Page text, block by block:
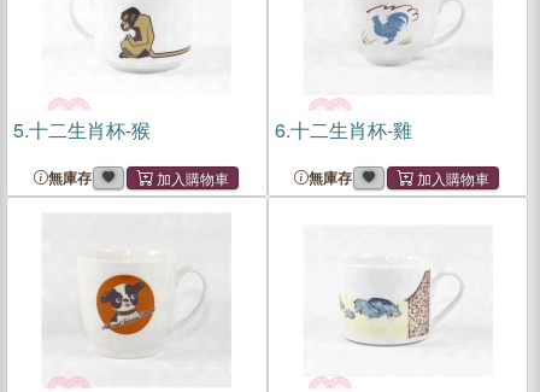
5.十二生肖杯-猴
無庫存
6.十二生肖杯-雞
無庫存